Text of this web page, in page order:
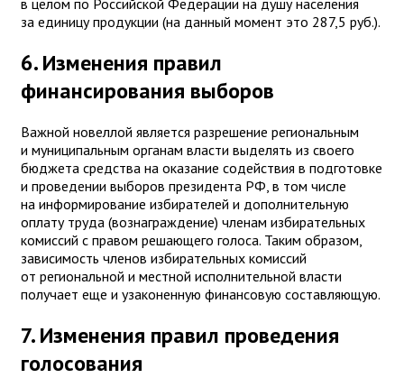
за единицу продукции (на данный момент это 287,5 руб.).
6. Изменения правил
финансирования выборов
Важной новеллой является разрешение региональным
и муниципальным органам власти выделять из своего
бюджета средства на оказание содействия в подготовке
и проведении выборов президента РФ, в том числе
на информирование избирателей и дополнительную
оплату труда (вознаграждение) членам избирательных
комиссий с правом решающего голоса. Таким образом,
зависимость членов избирательных комиссий
от региональной и местной исполнительной власти
получает еще и узаконенную финансовую составляющую.
7. Изменения правил проведения
голосования